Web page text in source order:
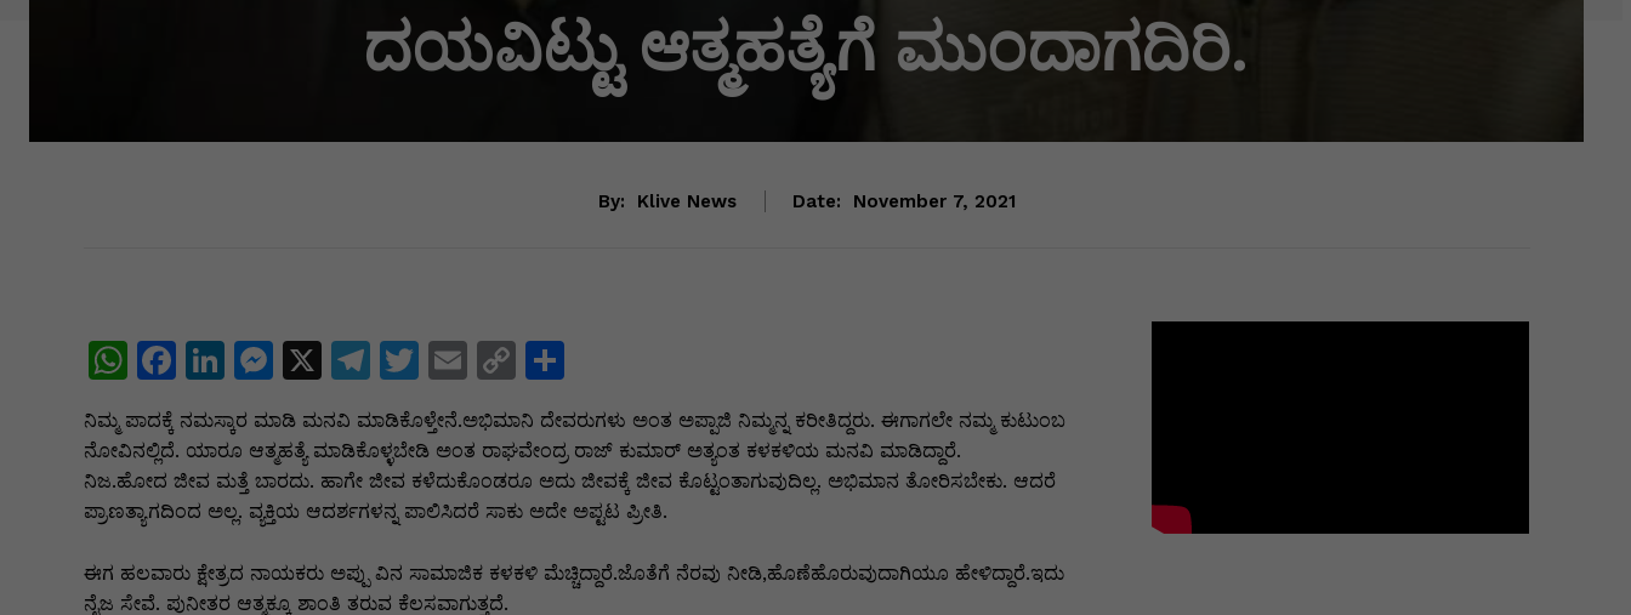
ದಯವಿಟ್ಟು ಆತ್ಮಹತ್ಯೆಗೆ ಮುಂದಾಗದಿರಿ.
By: Klive News Date: November 7, 2021
W
at
s
A
p
p
F
a
c
e
b
o
o
Li
k
e
dI
n
M
s
s
e
n
g
X
T
e
gr
a
m
T
w
itt
er
E
ai
l
C
p
y
Li
n
k
S
ar
e
ನಿಮ್ಮ ಪಾದಕ್ಕೆ ನಮಸ್ಕಾರ ಮಾಡಿ ಮನವಿ ಮಾಡಿಕೊಳ್ತೇನೆ.ಅಭಿಮಾನಿ ದೇವರುಗಳು ಅಂತ ಅಪ್ಪಾಜಿ ನಿಮ್ಮನ್ನ ಕರೀತಿದ್ದರು. ಈಗಾಗಲೇ ನಮ್ಮ ಕುಟುಂಬ
ನೋವಿನಲ್ಲಿದೆ. ಯಾರೂ ಆತ್ಮಹತ್ಯೆ ಮಾಡಿಕೊಳ್ಳಬೇಡಿ ಅಂತ ರಾಘವೇಂದ್ರ ರಾಜ್ ಕುಮಾರ್ ಅತ್ಯಂತ ಕಳಕಳಿಯ ಮನವಿ ಮಾಡಿದ್ದಾರೆ.
ನಿಜ.ಹೋದ ಜೀವ ಮತ್ತೆ ಬಾರದು. ಹಾಗೇ ಜೀವ ಕಳೆದುಕೊಂಡರೂ ಅದು ಜೀವಕ್ಕೆ ಜೀವ ಕೊಟ್ಟಂತಾಗುವುದಿಲ್ಲ. ಅಭಿಮಾನ ತೋರಿಸಬೇಕು. ಆದರೆ
ಪ್ರಾಣತ್ಯಾಗದಿಂದ ಅಲ್ಲ. ವ್ಯಕ್ತಿಯ ಆದರ್ಶಗಳನ್ನ ಪಾಲಿಸಿದರೆ ಸಾಕು ಅದೇ ಅಪ್ಟಟ ಪ್ರೀತಿ.
ಈಗ ಹಲವಾರು ಕ್ಷೇತ್ರದ ನಾಯಕರು ಅಪ್ಪು ವಿನ ಸಾಮಾಜಿಕ ಕಳಕಳಿ ಮೆಚ್ಚಿದ್ದಾರೆ.ಜೊತೆಗೆ ನೆರವು ನೀಡಿ,ಹೊಣೆಹೊರುವುದಾಗಿಯೂ ಹೇಳಿದ್ದಾರೆ.ಇದು
ನೈಜ ಸೇವೆ. ಪುನೀತರ ಆತ್ಮಕ್ಕೂ ಶಾಂತಿ ತರುವ ಕೆಲಸವಾಗುತ್ತದೆ.